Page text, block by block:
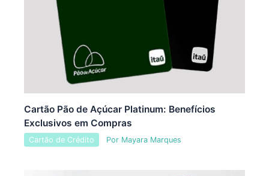
Cartão Pão de Açúcar Platinum: Benefícios
Exclusivos em Compras
Cartão de Crédito Por Mayara Marques